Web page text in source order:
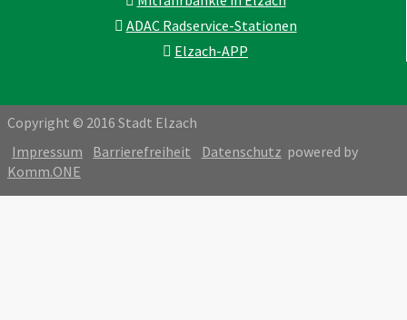
ADAC Radservice-Stationen
Elzach-APP
Copyright © 2016 Stadt Elzach
Impressum
Barrierefreiheit Datenschutz powered by
Komm.ONE